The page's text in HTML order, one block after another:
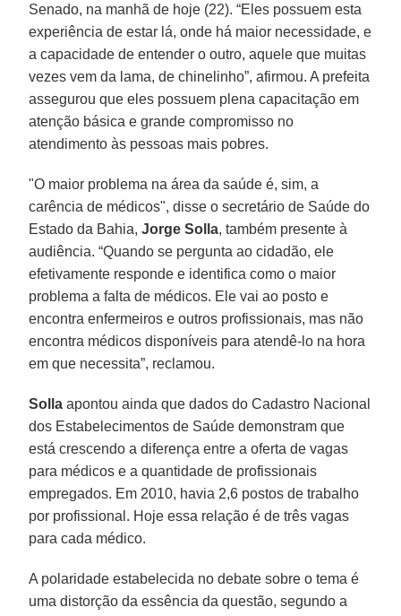
Senado, na manhã de hoje (22). “Eles possuem esta
experiência de estar lá, onde há maior necessidade, e
a capacidade de entender o outro, aquele que muitas
vezes vem da lama, de chinelinho”, afirmou. A prefeita
assegurou que eles possuem plena capacitação em
atenção básica e grande compromisso no
atendimento às pessoas mais pobres.
"O maior problema na área da saúde é, sim, a
carência de médicos", disse o secretário de Saúde do
Estado da Bahia,Jorge Solla, também presente à
audiência. “Quando se pergunta ao cidadão, ele
efetivamente responde e identifica como o maior
problema a falta de médicos. Ele vai ao posto e
encontra enfermeiros e outros profissionais, mas não
encontra médicos disponíveis para atendê-lo na hora
em que necessita”, reclamou.
Solla apontou ainda que dados do Cadastro Nacional
dos Estabelecimentos de Saúde demonstram que
está crescendo a diferença entre a oferta de vagas
para médicos e a quantidade de profissionais
empregados. Em 2010, havia 2,6 postos de trabalho
por profissional. Hoje essa relação é de três vagas
para cada médico.
A polaridade estabelecida no debate sobre o tema é
uma distorção da essência da questão, segundo a